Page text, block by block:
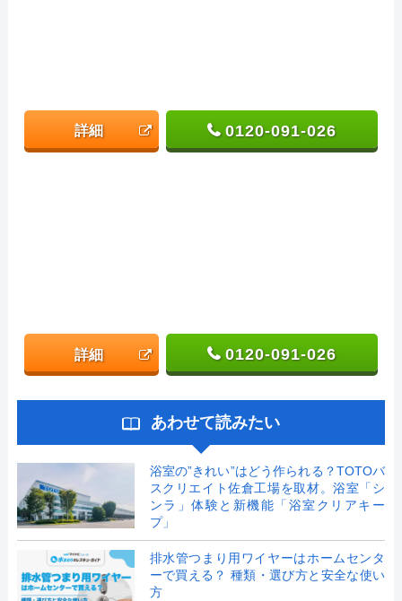
詳細 0120-091-026
詳細 0120-091-026
あわせて読みたい
浴室の”きれい”はどう作られる？TOTOバ
スクリエイト佐倉工場を取材。浴室「シ
ンラ」体験と新機能「浴室クリアキー
プ」
排水管つまり用ワイヤーはホームセンタ
ーで買える？ 種類・選び方と安全な使い
方